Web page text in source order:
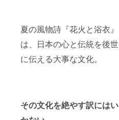
夏の風物詩『花火と浴衣』
は、日本の心と伝統を後世
に伝える大事な文化。
その文化を絶やす訳にはい